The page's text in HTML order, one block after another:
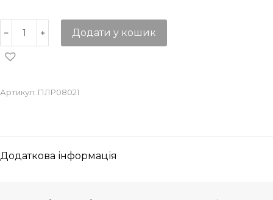
Додати у кошик
Артикул: ПЛР08021
Додаткова інформація